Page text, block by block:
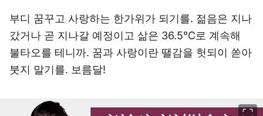
부디 꿈꾸고 사랑하는 한가위가 되기를. 젊음은 지나
갔거나 곧 지나갈 예정이고 삶은 36.5℃로 계속해
불타오를 테니까. 꿈과 사랑이란 땔감을 헛되이 쏟아
붓지 말기를. 보름달!